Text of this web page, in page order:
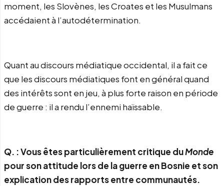
moment, les Slovènes, les Croates et les Musulmans
accédaient à l’autodétermination.
Quant au discours médiatique occidental, il a fait ce
que les discours médiatiques font en général quand
des intérêts sont en jeu, à plus forte raison en période
de guerre : il a rendu l’ennemi haïssable.
Q. : Vous êtes particulièrement critique duMonde
pour son attitude lors de la guerre en Bosnie et son
explication des rapports entre communautés.